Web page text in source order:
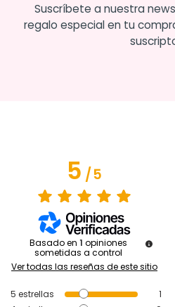
Suscríbete a nuestra
regalo especial en tu
5/5
Basado en 1 opiniones
sometidas a control
Ver todas las reseñas de este sitio
5 estrellas
1